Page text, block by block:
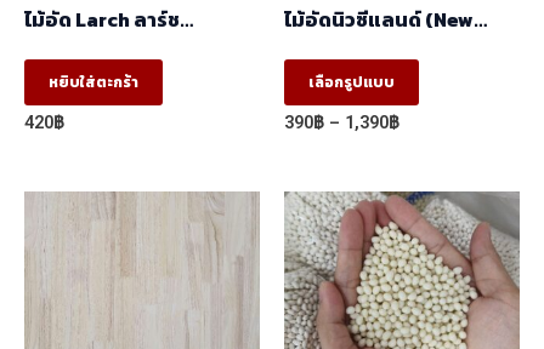
ไม้อัด Larch ลาร์ช
หยิบใส่ตะกร้า
420฿
ไม้อัดนิวซีแลนด์ (New
เลือกรูปแบบ
This
product
variants.
The
options
may
be
390฿ – 1,390฿Price
through
1,390฿